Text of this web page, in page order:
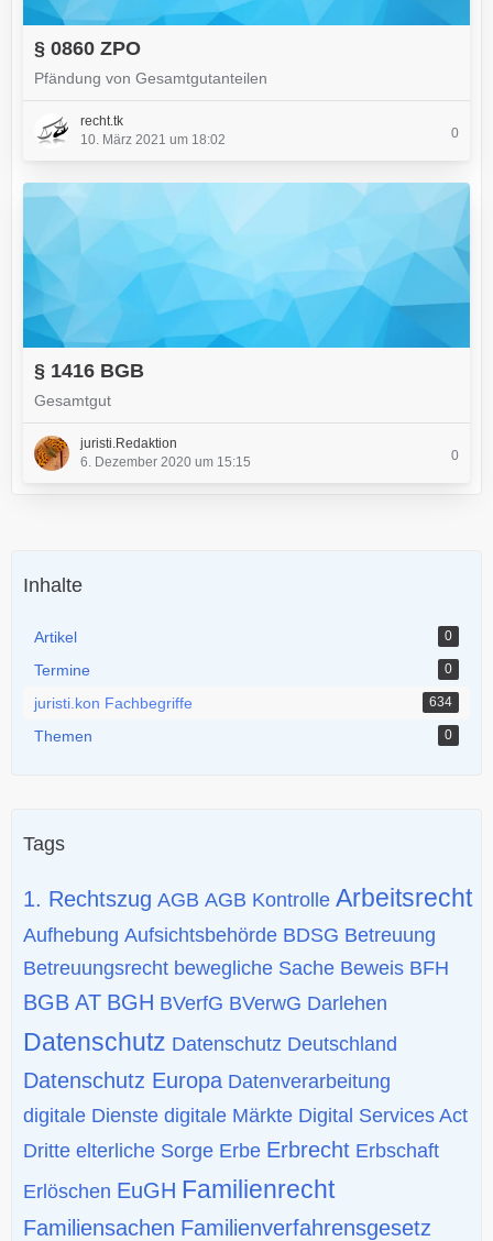
§ 0860 ZPO
Pfändung von Gesamtgutanteilen
recht.tk
10. März 2021 um 18:02
0
§ 1416 BGB
Gesamtgut
juristi.Redaktion
6. Dezember 2020 um 15:15
0
Inhalte
Artikel 0
Termine 0
juristi.kon Fachbegriffe 634
Themen 0
Tags
1. Rechtszug AGB AGB Kontrolle Arbeitsrecht
Aufhebung Aufsichtsbehörde BDSG Betreuung
Betreuungsrecht bewegliche Sache Beweis BFH
BGB AT BGH BVerfG BVerwG Darlehen
Datenschutz Datenschutz Deutschland
Datenschutz Europa Datenverarbeitung
digitale Dienste digitale Märkte Digital Services Act
Dritte elterliche Sorge Erbe Erbrecht Erbschaft
Erlöschen EuGH Familienrecht
Familiensachen Familienverfahrensgesetz